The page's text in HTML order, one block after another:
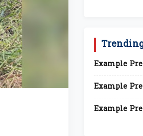
Example
Example
Example